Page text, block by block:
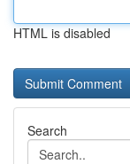
HTML is disabled
Search